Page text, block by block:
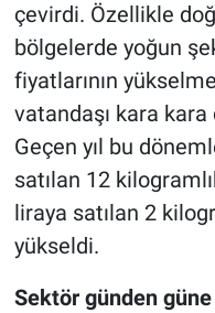
çevirdi. Özellikle
bölgelerde yoğun
fiyatlarının
vatandaşı kara
Geçen yıl bu
satılan 12
liraya satılan 2
yükseldi.
Sektör günden